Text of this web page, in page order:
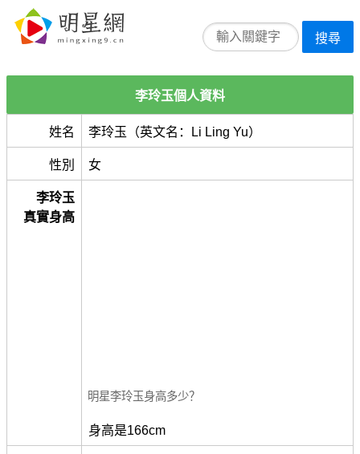
搜尋
李玲玉個人資料
姓名 李玲玉（英文名：Li Ling Yu）
性別 女
李玲玉
真實身高
明星李玲玉身高多少？
身高是166cm